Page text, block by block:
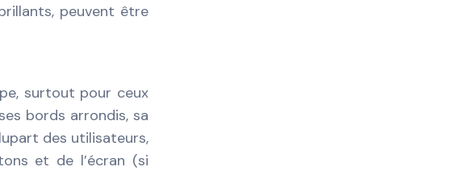
peuvent être
surtout pour ceux
bords arrondis, sa
des utilisateurs,
et de l’écran (si